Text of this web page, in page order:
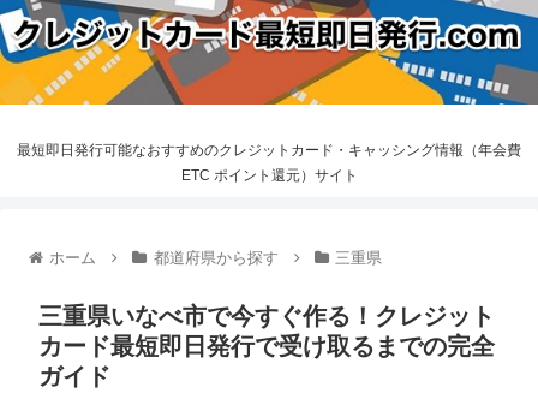
最短即日発行可能なおすすめのクレジットカード・キャッシング情報（年会費
ETC ポイント還元）サイト
ホーム 都道府県から探す 三重県
三重県いなべ市で今すぐ作る！クレジット
カード最短即日発行で受け取るまでの完全
ガイド